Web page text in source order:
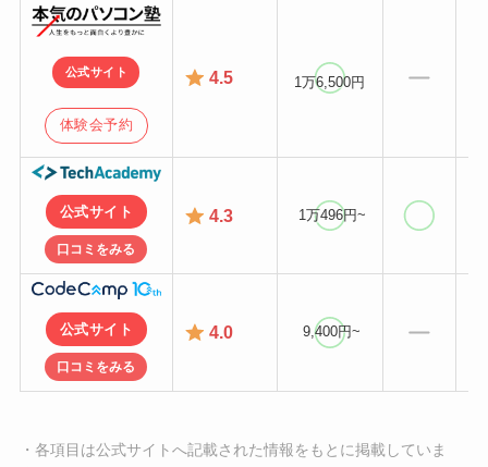
公式サイト
体験会予約
4.5 1万6,500円
公式サイト
口コミをみる
4.3 1万496円~
公式サイト
口コミをみる
4.0 9,400円~
・各項目は公式サイトへ記載された情報をもとに掲載していま